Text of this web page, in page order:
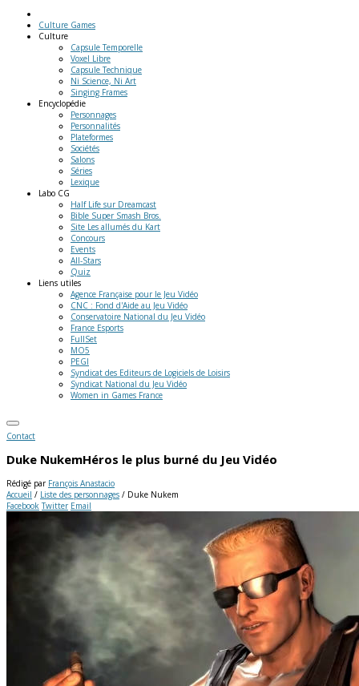
Culture Games
Culture
Capsule Temporelle
Voxel Libre
Capsule Technique
Ni Science, Ni Art
Singing Frames
Encyclopédie
Personnages
Personnalités
Plateformes
Sociétés
Salons
Séries
Lexique
Labo CG
Half Life sur Dreamcast
Bible Super Smash Bros.
Site Les allumés du Kart
Concours
Events
All-Stars
Quiz
Liens utiles
Agence Française pour le Jeu Vidéo
CNC : Fond d'Aide au Jeu Vidéo
Conservatoire National du Jeu Vidéo
France Esports
FullSet
MO5
PEGI
Syndicat des Editeurs de Logiciels de Loisirs
Syndicat National du Jeu Vidéo
Women in Games France
Contact
Duke NukemHéros le plus burné du Jeu Vidéo
Rédigé par François Anastacio
Accueil / Liste des personnages / Duke Nukem
Facebook Twitter Email